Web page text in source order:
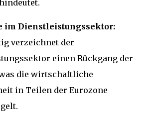
im Dienstleistungssektor:
verzeichnet der
einen Rückgang der
die wirtschaftliche
in Teilen der Eurozone